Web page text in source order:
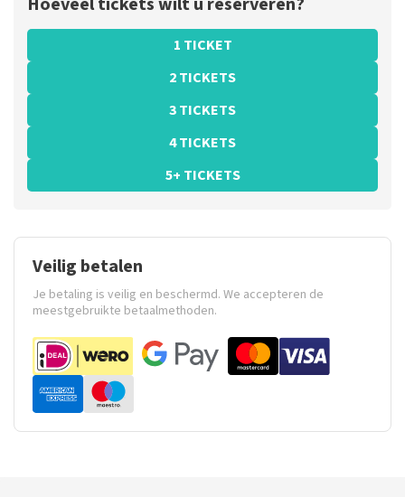
1 TICKET
2 TICKETS
3 TICKETS
4 TICKETS
5+ TICKETS
Veilig betalen
Je betaling is veilig en beschermd. We accepteren de
meestgebruikte betaalmethoden.